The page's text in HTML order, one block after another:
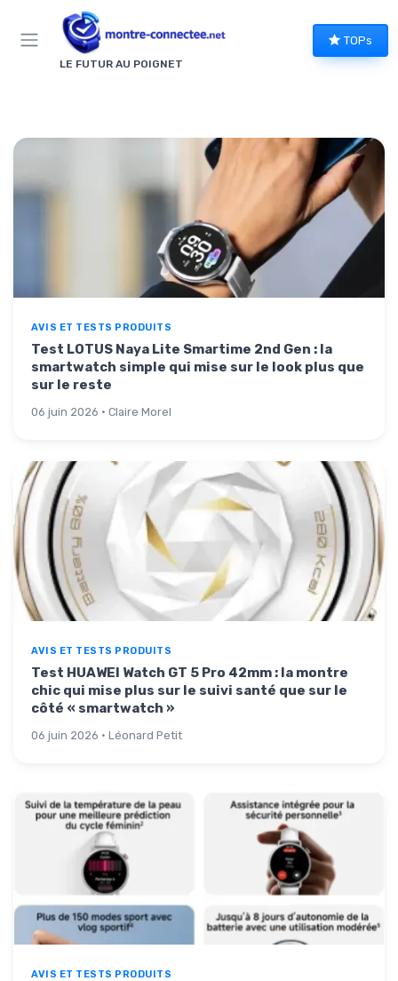
LE FUTUR AU POIGNET
TOPs
AVIS ET TESTS PRODUITS
Test LOTUS Naya Lite Smartime 2nd Gen : la
smartwatch simple qui mise sur le look plus que
sur le reste
06 juin 2026 · Claire Morel
AVIS ET TESTS PRODUITS
Test HUAWEI Watch GT 5 Pro 42mm : la montre
chic qui mise plus sur le suivi santé que sur le
côté « smartwatch »
06 juin 2026 · Léonard Petit
AVIS ET TESTS PRODUITS
Panneau de gestion des cookies